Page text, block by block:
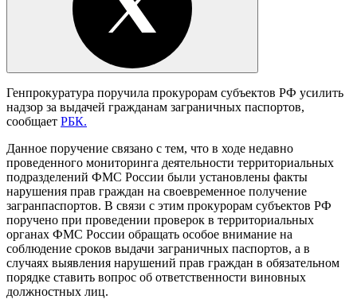
Генпрокуратура поручила прокурорам субъектов РФ усилить
надзор за выдачей гражданам заграничных паспортов,
сообщает РБК.
Данное поручение связано с тем, что в ходе недавно
проведенного мониторинга деятельности территориальных
подразделений ФМС России были установлены факты
нарушения прав граждан на своевременное получение
загранпаспортов. В связи с этим прокурорам субъектов РФ
поручено при проведении проверок в территориальных
органах ФМС России обращать особое внимание на
соблюдение сроков выдачи заграничных паспортов, а в
случаях выявления нарушений прав граждан в обязательном
порядке ставить вопрос об ответственности виновных
должностных лиц.